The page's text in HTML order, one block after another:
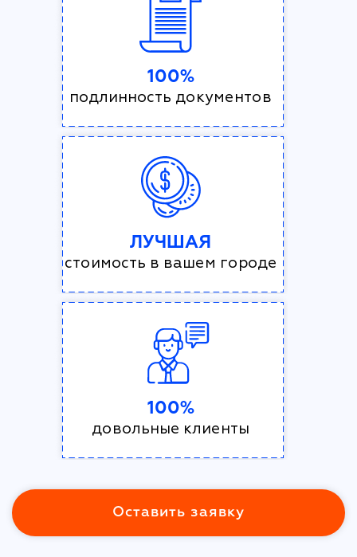
100%
подлинность документов
ЛУЧШАЯ
стоимость в вашем городе
100%
довольные клиенты
Оставить заявку